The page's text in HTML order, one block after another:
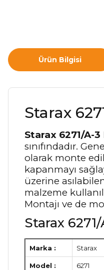
Ürün Bilgisi
Starax
Starax 6271/A-
sınıfındadır.
olarak monte
kapanmayı
üzerine
malzeme
Montajı ve de
Starax
Marka : Starax
Model : 6271